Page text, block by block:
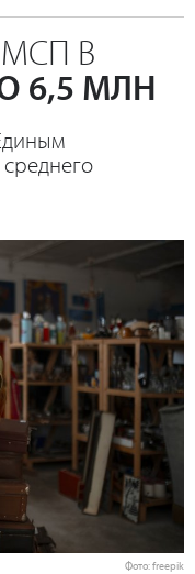
В
6,5 МЛН
Фото: freepik